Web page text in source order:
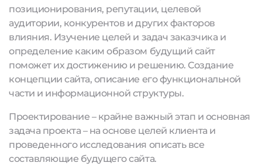
позиционирования, репутации, целевой
аудитории, конкурентов и других факторов
влияния. Изучение целей и задач заказчика и
определение каким образом будущий сайт
поможет их достижению и решению. Создание
концепции сайта, описание его функциональной
части и информационной структуры.
Проектирование – крайне важный этап и основная
задача проекта – на основе целей клиента и
проведенного исследования описать все
составляющие будущего сайта.